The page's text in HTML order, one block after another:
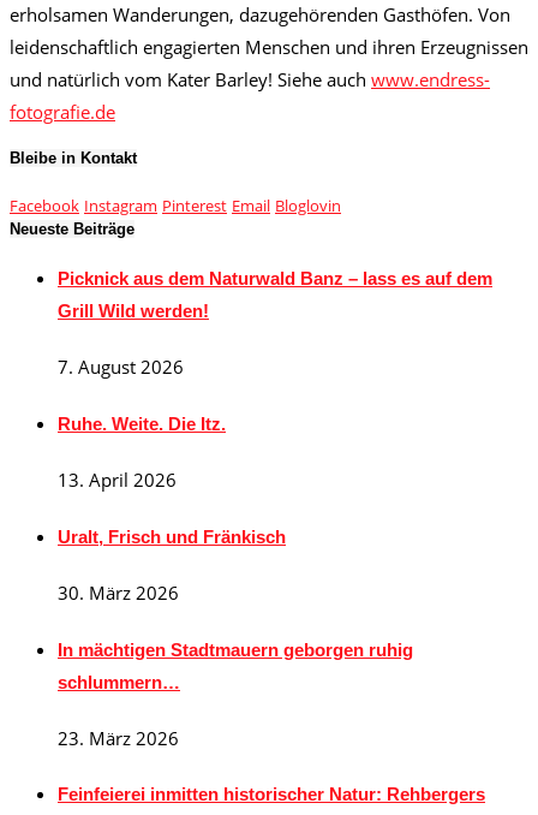
erholsamen Wanderungen, dazugehörenden Gasthöfen. Von
leidenschaftlich engagierten Menschen und ihren Erzeugnissen
und natürlich vom Kater Barley! Siehe auch www.endress-
fotografie.de
Bleibe in Kontakt
Facebook Instagram Pinterest Email Bloglovin
Neueste Beiträge
Picknick aus dem Naturwald Banz – lass es auf dem
Grill Wild werden!
7. August 2026
Ruhe. Weite. Die Itz.
13. April 2026
Uralt, Frisch und Fränkisch
30. März 2026
In mächtigen Stadtmauern geborgen ruhig
schlummern…
23. März 2026
Feinfeierei inmitten historischer Natur: Rehbergers